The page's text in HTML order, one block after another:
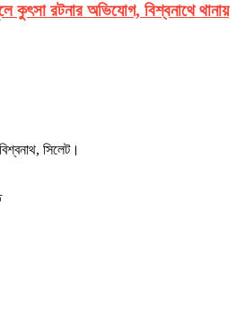
কুৎসা রটনার অভিযোগ, বিশ্বনাথে থানায়
সিলেট।